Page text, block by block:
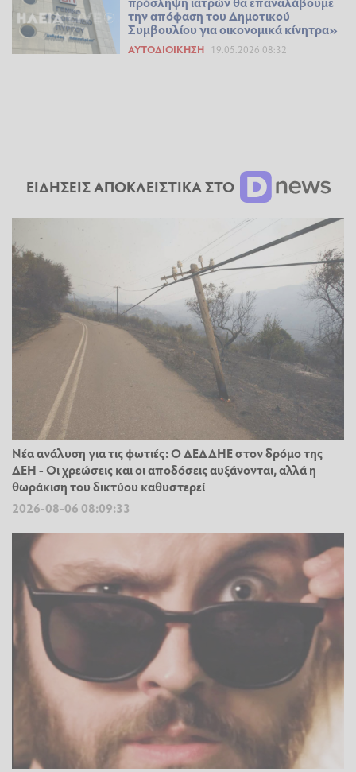
την απόφαση του Δημοτικού
Συμβουλίου για οικονομικά κίνητρα»
ΑΥΤΟΔΙΟΊΚΗΣΗ 19.05.2026 08:32
ΕΙΔΗΣΕΙΣ ΑΠΟΚΛΕΙΣΤΙΚΑ ΣΤΟ
Νέα ανάλυση για τις φωτιές: Ο ΔΕΔΔΗΕ στον δρόμο της
ΔΕΗ - Οι χρεώσεις και οι αποδόσεις αυξάνονται, αλλά η
θωράκιση του δικτύου καθυστερεί
2026-08-06 08:09:33